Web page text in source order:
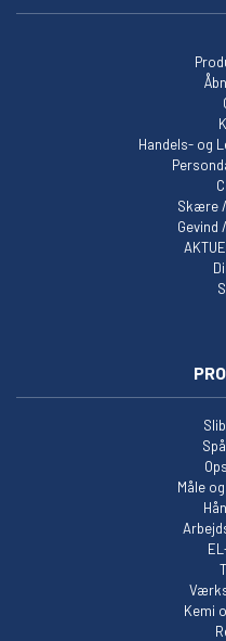
Handels- og
Skære
Gevind
Måle
Kemi